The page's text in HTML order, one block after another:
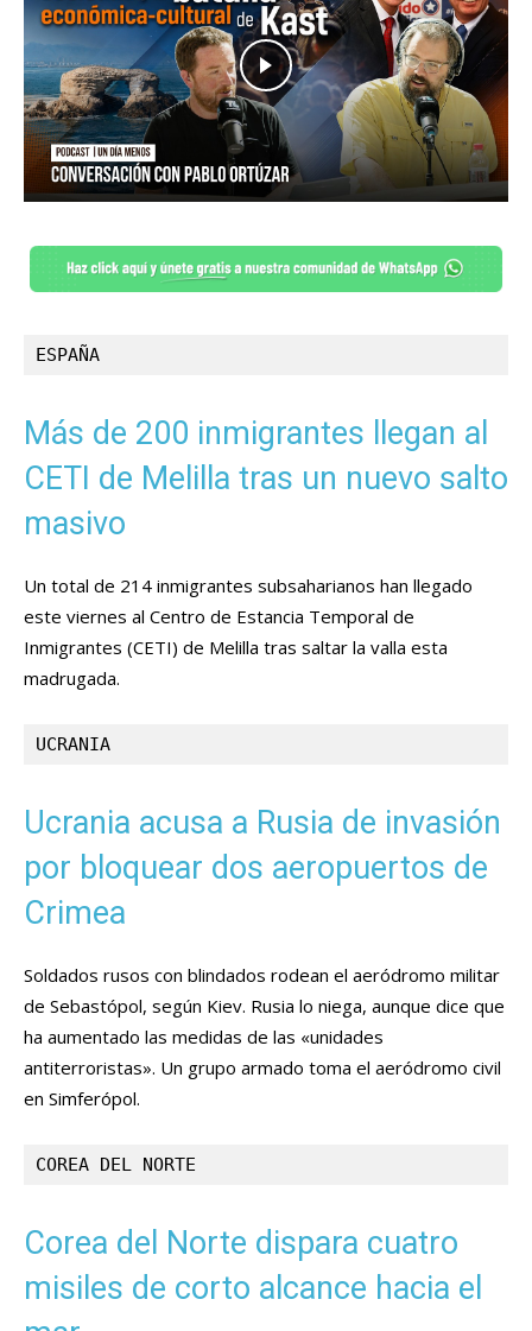
ESPAÑA
Más de 200 inmigrantes llegan al
CETI de Melilla tras un nuevo salto
masivo
Un total de 214 inmigrantes subsaharianos han llegado
este viernes al Centro de Estancia Temporal de
Inmigrantes (CETI) de Melilla tras saltar la valla esta
madrugada.
UCRANIA
Ucrania acusa a Rusia de invasión
por bloquear dos aeropuertos de
Crimea
Soldados rusos con blindados rodean el aeródromo militar
de Sebastópol, según Kiev. Rusia lo niega, aunque dice que
ha aumentado las medidas de las «unidades
antiterroristas». Un grupo armado toma el aeródromo civil
en Simferópol.
COREA DEL NORTE
Corea del Norte dispara cuatro
misiles de corto alcance hacia el